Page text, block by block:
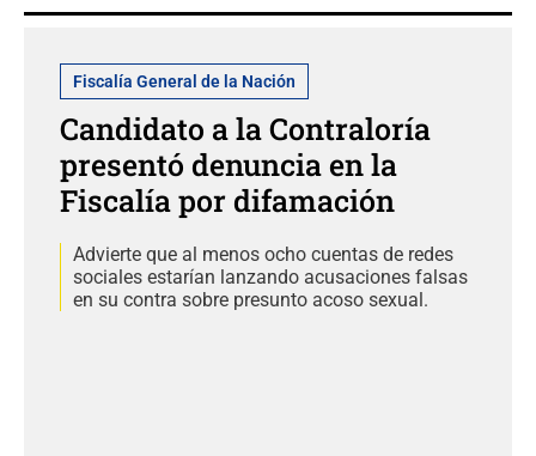
Fiscalía General de la Nación
Candidato a la Contraloría
presentó denuncia en la
Fiscalía por difamación
Advierte que al menos ocho cuentas de redes
sociales estarían lanzando acusaciones falsas
en su contra sobre presunto acoso sexual.